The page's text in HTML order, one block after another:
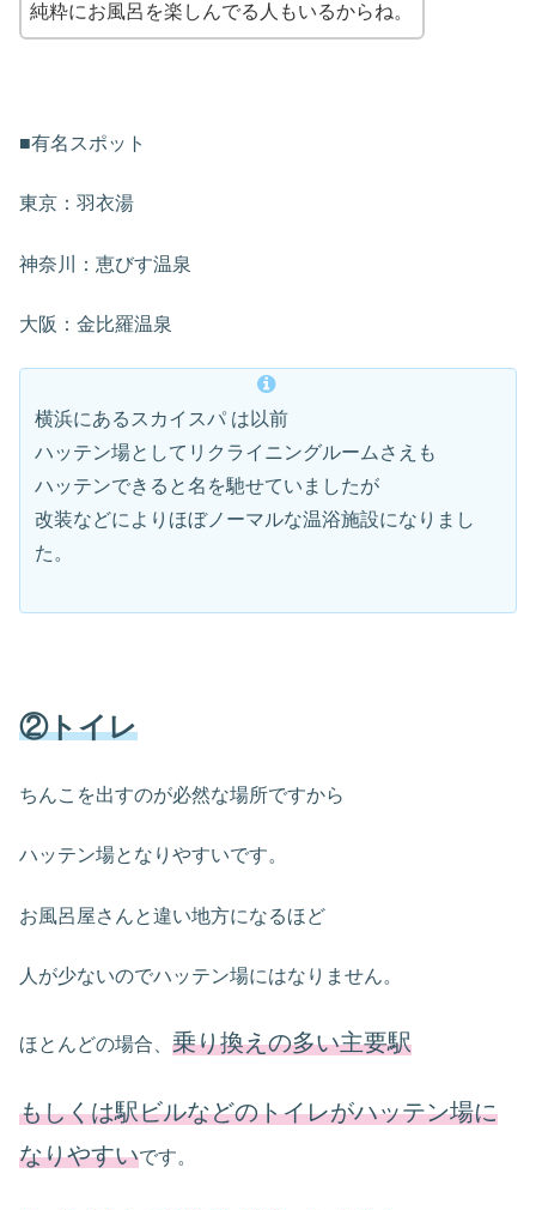
純粋にお風呂を楽しんでる人もいるからね。
■有名スポット
東京：羽衣湯
神奈川：恵びす温泉
大阪：金比羅温泉
横浜にあるスカイスパ は以前
ハッテン場としてリクライニングルームさえも
ハッテンできると名を馳せていましたが
改装などによりほぼノーマルな温浴施設になりまし
た。
②トイレ
ちんこを出すのが必然な場所ですから
ハッテン場となりやすいです。
お風呂屋さんと違い地方になるほど
人が少ないのでハッテン場にはなりません。
ほとんどの場合、 乗り換えの多い主要駅
もしくは駅ビルなどのトイレがハッテン場に
なりやすいです。